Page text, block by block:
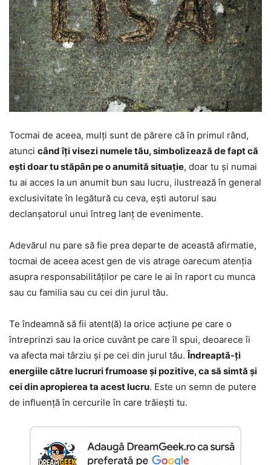
Tocmai de aceea, mulți sunt de părere că în primul rând,
atunci când îți visezi numele tău, simbolizează de fapt că
ești doar tu stăpân pe o anumită situație, doar tu și numai
tu ai acces la un anumit bun sau lucru, ilustrează în general
exclusivitate în legătură cu ceva, ești autorul sau
declanșatorul unui întreg lanț de evenimente.
Adevărul nu pare să fie prea departe de această afirmatie,
tocmai de aceea acest gen de vis atrage oarecum atenția
asupra responsabilităților pe care le ai în raport cu munca
sau cu familia sau cu cei din jurul tău.
Te îndeamnă să fii atent(ă) la orice acțiune pe care o
întreprinzi sau la orice cuvânt pe care îl spui, deoarece îi
va afecta mai târziu și pe cei din jurul tău.Îndreaptă-ți
energiile către lucruri frumoase și pozitive, ca să simtă și
cei din apropierea ta acest lucru. Este un semn de putere
de influență în cercurile în care trăiești tu.